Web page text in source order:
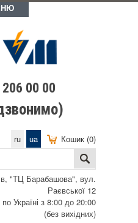
00 00
Кошик (0)
ru ua
"ТЦ Барабашова", вул.
Раєвської 12
Україні з 8:00 до 20:00
(без вихідних)